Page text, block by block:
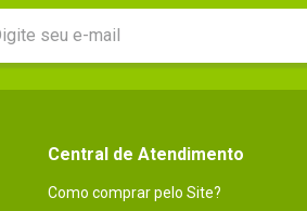
Central de Atendimento
Como comprar pelo Site?